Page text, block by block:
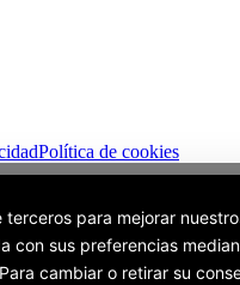
Política de cookies
para mejorar
con sus preferencias
cambiar o retirar su